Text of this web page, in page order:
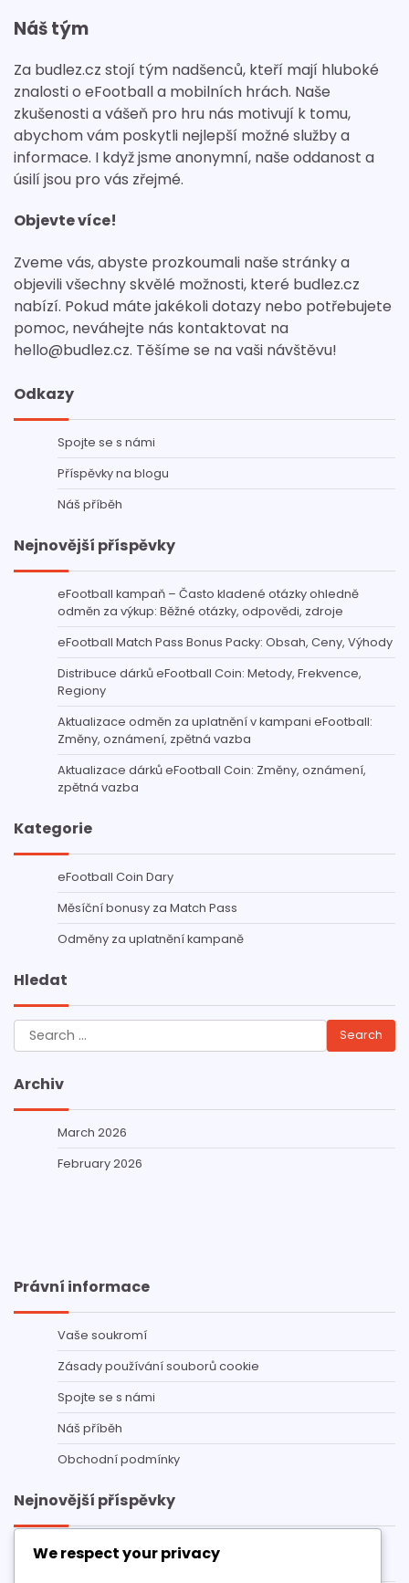
Náš tým
Za budlez.cz stojí tým nadšenců, kteří mají hluboké
znalosti o eFootball a mobilních hrách. Naše
zkušenosti a vášeň pro hru nás motivují k tomu,
abychom vám poskytli nejlepší možné služby a
informace. I když jsme anonymní, naše oddanost a
úsilí jsou pro vás zřejmé.
Objevte více!
Zveme vás, abyste prozkoumali naše stránky a
objevili všechny skvělé možnosti, které budlez.cz
nabízí. Pokud máte jakékoli dotazy nebo potřebujete
pomoc, neváhejte nás kontaktovat na
hello@budlez.cz. Těšíme se na vaši návštěvu!
Odkazy
Spojte se s námi
Příspěvky na blogu
Náš příběh
Nejnovější příspěvky
eFootball kampaň – Často kladené otázky ohledně
odměn za výkup: Běžné otázky, odpovědi, zdroje
eFootball Match Pass Bonus Packy: Obsah, Ceny, Výhody
Distribuce dárků eFootball Coin: Metody, Frekvence,
Regiony
Aktualizace odměn za uplatnění v kampani eFootball:
Změny, oznámení, zpětná vazba
Aktualizace dárků eFootball Coin: Změny, oznámení,
zpětná vazba
Kategorie
eFootball Coin Dary
Měsíční bonusy za Match Pass
Odměny za uplatnění kampaně
Hledat
Search
for:
Archiv
March 2026
February 2026
Právní informace
Vaše soukromí
Zásady používání souborů cookie
Spojte se s námi
Náš příběh
Obchodní podmínky
Nejnovější příspěvky
eFootball kampaň – Často kladené otázky ohledně
odměn za výkup: Běžné otázky, odpovědi, zdroje
We respect your privacy